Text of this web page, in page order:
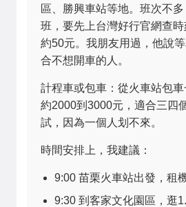
區、勝興車站等地。班次不
班，要先上台灣好行官網查
約50元。我朋友用過，他說
合不想開車的人。
計程車或包車：從火車站包
約2000到3000元，適合三四
試，因為一個人划不來。
時間安排上，我建議：
9:00 苗栗火車站出發，租
9:30 到客家文化園區，逛